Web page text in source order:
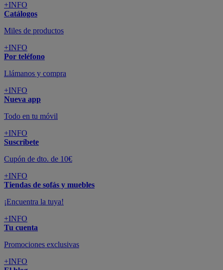
+INFO
Catálogos
Miles de productos
+INFO
Por teléfono
Llámanos y compra
+INFO
Nueva app
Todo en tu móvil
+INFO
Suscríbete
Cupón de dto. de 10€
+INFO
Tiendas de sofás y muebles
¡Encuentra la tuya!
+INFO
Tu cuenta
Promociones exclusivas
+INFO